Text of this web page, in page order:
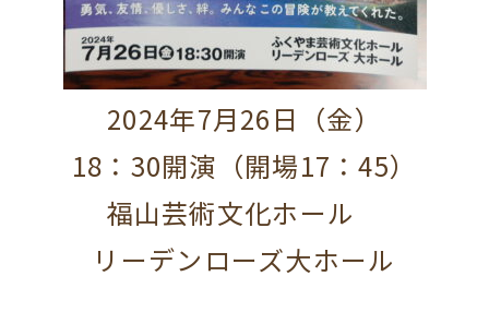
2024年7月26日（金）
18：30開演（開場17：45）
福山芸術文化ホール
リーデンローズ大ホール